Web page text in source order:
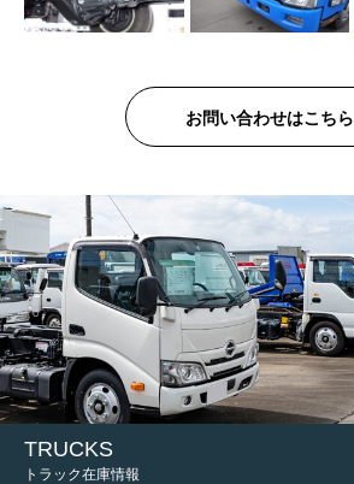
お問い合わせはこちら
TRUCKS
トラック在庫情報